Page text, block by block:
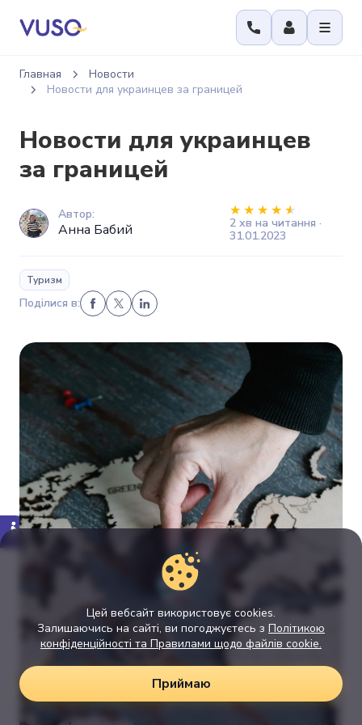
Главная
Новости
Новости для украинцев за границей
Новости для украинцев
за границей
Автор:
Анна Бабий
2 хв на читання ·
31.01.2023
Туризм
Поділися в:
Цей вебсайт використовує cookies.
Залишаючись на сайті, ви погоджуєтесь з Політикою
конфіденційності та Правилами щодо файлів cookie.
Приймаю